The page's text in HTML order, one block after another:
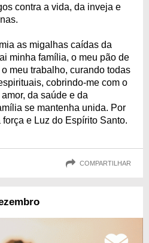
contra a vida, da inveja e
as migalhas caídas da
minha família, o meu pão de
meu trabalho, curando todas
cobrindo-me com o
da saúde e da
se mantenha unida. Por
e Luz do Espírito Santo.
COMPARTILHAR